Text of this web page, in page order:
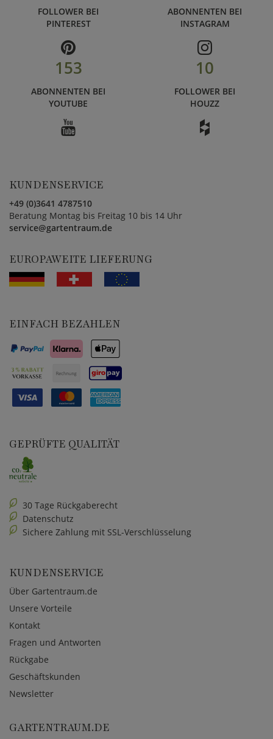
FOLLOWER BEI
PINTEREST
ABONNENTEN BEI
INSTAGRAM
153
ABONNENTEN BEI
YOUTUBE
10
FOLLOWER BEI
HOUZZ
KUNDENSERVICE
+49 (0)3641 4787510
Beratung Montag bis Freitag 10 bis 14 Uhr
service@gartentraum.de
EUROPAWEITE LIEFERUNG
EINFACH BEZAHLEN
GEPRÜFTE QUALITÄT
30 Tage Rückgaberecht
Datenschutz
Sichere Zahlung mit SSL-Verschlüsselung
KUNDENSERVICE
Über Gartentraum.de
Unsere Vorteile
Kontakt
Fragen und Antworten
Rückgabe
Geschäftskunden
Newsletter
GARTENTRAUM.DE